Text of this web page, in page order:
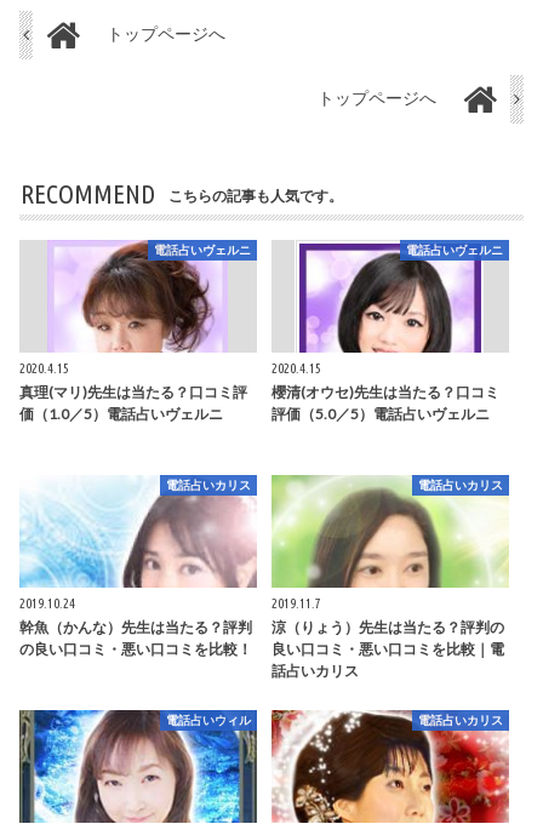
トップページへ
トップページへ
RECOMMEND こちらの記事も人気です。
電話占いヴェルニ
2020.4.15
真理(マリ)先生は当たる？口コミ評
価（1.0／5）電話占いヴェルニ
電話占いヴェルニ
2020.4.15
櫻清(オウセ)先生は当たる？口コミ
評価（5.0／5）電話占いヴェルニ
電話占いカリス
2019.10.24
幹魚（かんな）先生は当たる？評判
の良い口コミ・悪い口コミを比較！
電話占いカリス
2019.11.7
涼（りょう）先生は当たる？評判の
良い口コミ・悪い口コミを比較｜電
話占いカリス
電話占いウィル 電話占いカリス